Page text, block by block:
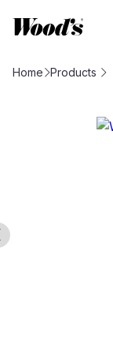
Home Products